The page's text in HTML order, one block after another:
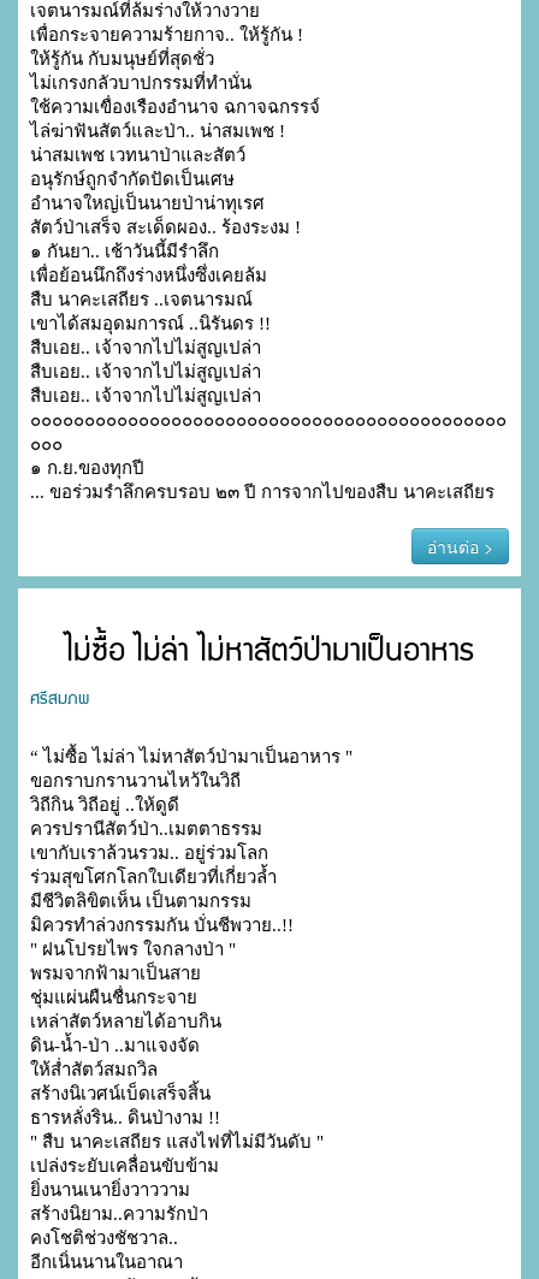
เจตนารมณ์ที่ล้มร่างให้วางวาย
เพื่อกระจายความร้ายกาจ.. ให้รู้กัน !
ให้รู้กัน กับมนุษย์ที่สุดชั่ว
ไม่เกรงกลัวบาปกรรมที่ทำนั่น
ใช้ความเขื่องเรืองอำนาจ ฉกาจฉกรรจ์
ไล่ฆ่าฟันสัตว์และป่า.. น่าสมเพช !
น่าสมเพช เวทนาป่าและสัตว์
อนุรักษ์ถูกจำกัดปัดเป็นเศษ
อำนาจใหญ่เป็นนายป่าน่าทุเรศ
สัตว์ป่าเสร็จ สะเด็ดผอง.. ร้องระงม !
๑ กันยา.. เช้าวันนี้มีรำลึก
เพื่อย้อนนึกถึงร่างหนึ่งซึ่งเคยล้ม
สืบ นาคะเสถียร ..เจตนารมณ์
เขาได้สมอุดมการณ์ ..นิรันดร !!
สืบเอย.. เจ้าจากไปไม่สูญเปล่า
สืบเอย.. เจ้าจากไปไม่สูญเปล่า
สืบเอย.. เจ้าจากไปไม่สูญเปล่า
๐๐๐๐๐๐๐๐๐๐๐๐๐๐๐๐๐๐๐๐๐๐๐๐๐๐๐๐๐๐๐๐๐๐๐๐๐๐๐๐๐๐๐๐
๐๐๐
๑ ก.ย.ของทุกปี
... ขอร่วมรำลึกครบรอบ ๒๓ ปี การจากไปของสืบ นาคะเสถียร
อ่านต่อ >
ไม่ซื้อ ไม่ล่า ไม่หาสัตว์ป่ามาเป็นอาหาร
ศรีสมภพ
“ ไม่ซื้อ ไม่ล่า ไม่หาสัตว์ป่ามาเป็นอาหาร "
ขอกราบกรานวานไหว้ในวิถี
วิถีกิน วิถีอยู่ ..ให้ดูดี
ควรปรานีสัตว์ป่า..เมตตาธรรม
เขากับเราล้วนรวม.. อยู่ร่วมโลก
ร่วมสุขโศกโลกใบเดียวที่เกี่ยวล้ำ
มีชีวิตลิขิตเห็น เป็นตามกรรม
มิควรทำล่วงกรรมกัน บั่นชีพวาย..!!
" ฝนโปรยไพร ใจกลางป่า "
พรมจากฟ้ามาเป็นสาย
ชุ่มแผ่นผืนชื่นกระจาย
เหล่าสัตว์หลายได้อาบกิน
ดิน-น้ำ-ป่า ..มาแจงจัด
ให้ส่ำสัตว์สมถวิล
สร้างนิเวศน์เบ็ดเสร็จสิ้น
ธารหลั่งริน.. ดินป่างาม !!
" สืบ นาคะเสถียร แสงไฟที่ไม่มีวันดับ "
เปล่งระยับเคลื่อนขับข้าม
ยิ่งนานเนายิ่งวาววาม
สร้างนิยาม..ความรักป่า
คงโชติช่วงชัชวาล..
อีกเนิ่นนานในอาณา